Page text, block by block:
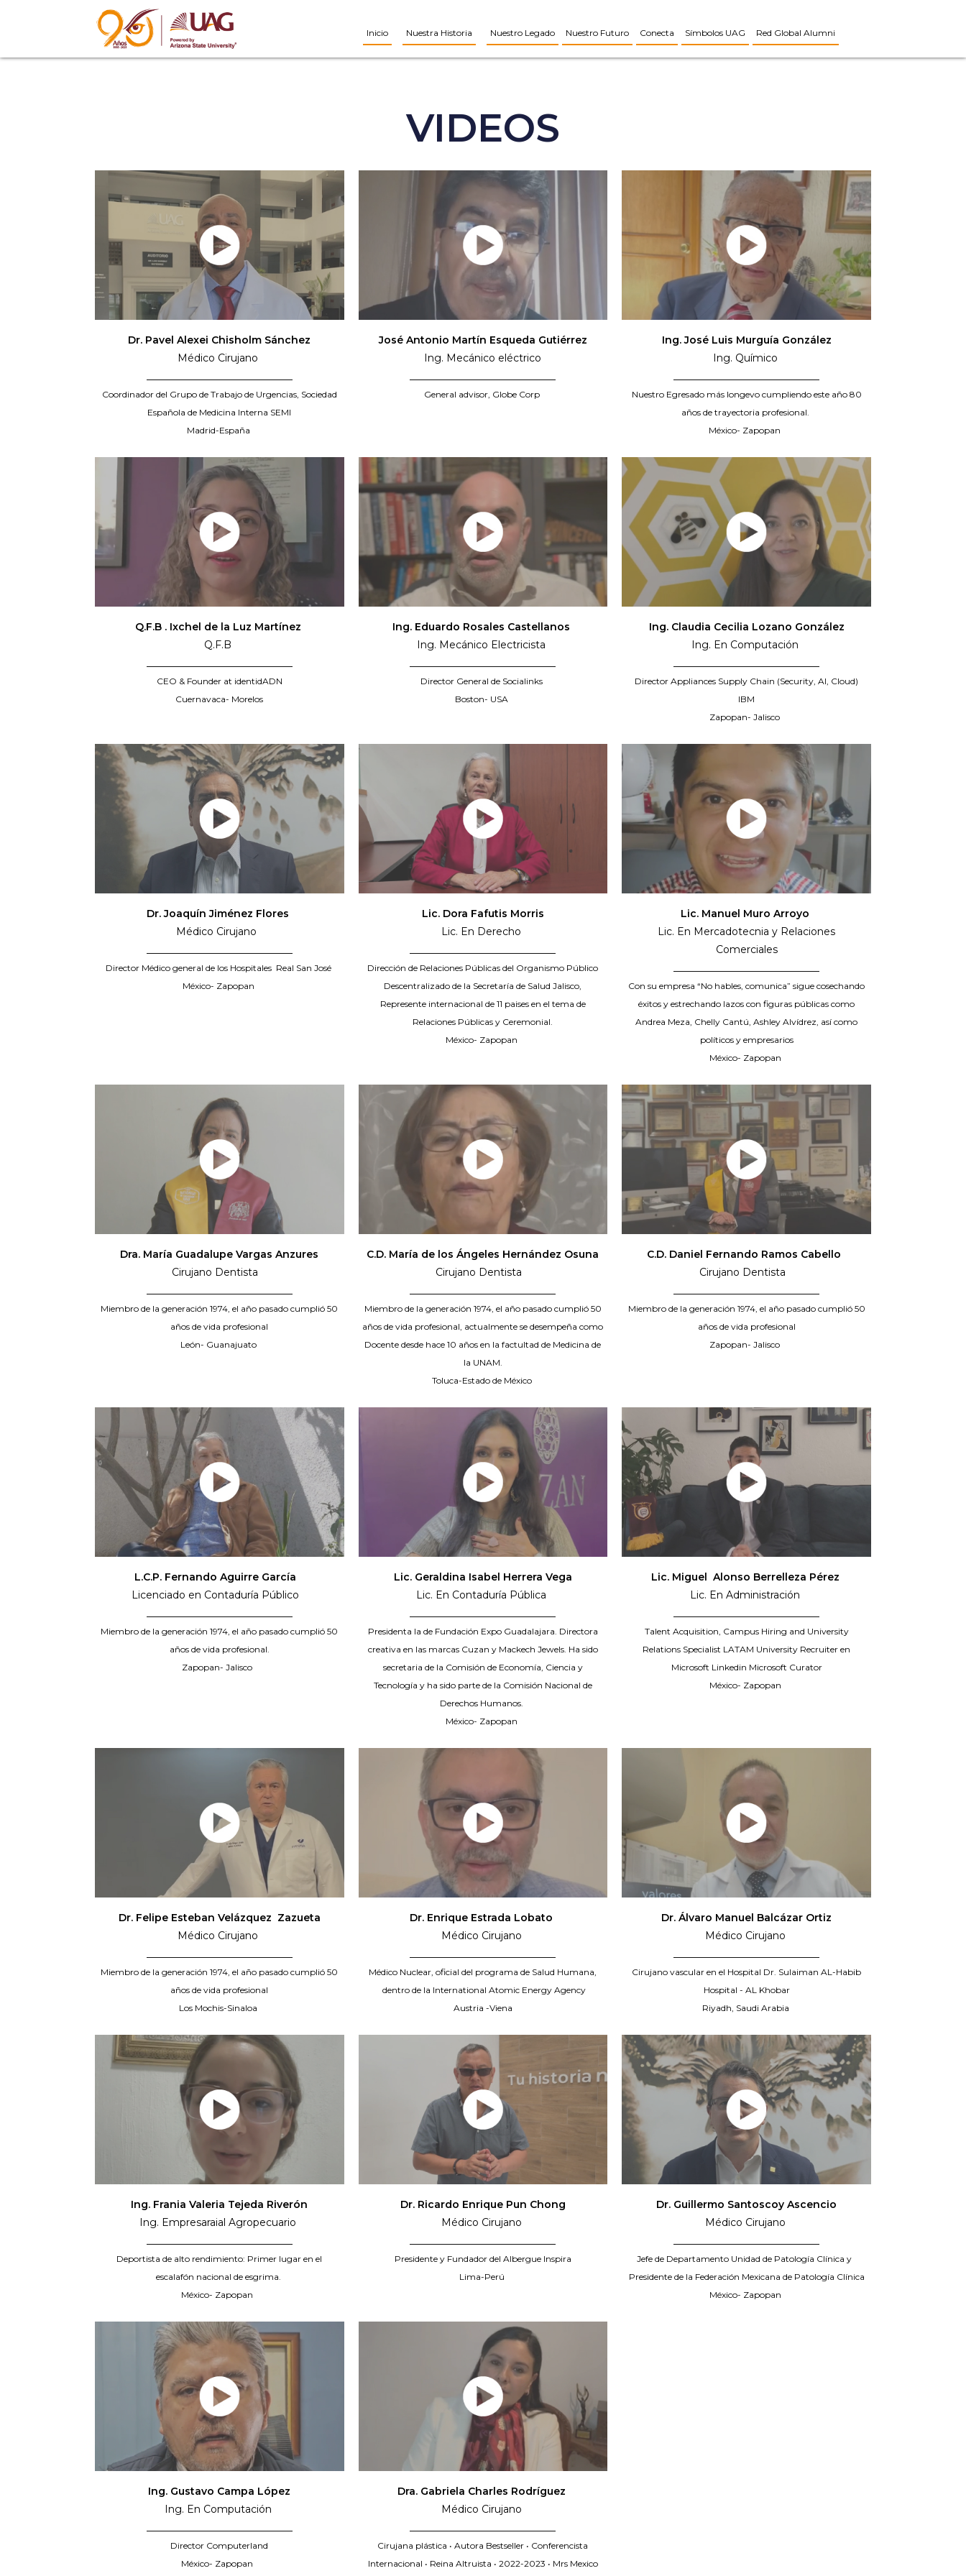
Red Global Alumni
Símbolos UAG
Conecta
Nuestro Futuro
Nuestro Legado
Nuestra Historia
Inicio
VIDEOS
Dr. Pavel Alexei Chisholm Sánchez
Médico Cirujano
Coordinador del Grupo de Trabajo de Urgencias, Sociedad
Española de Medicina Interna SEMI
Madrid-España
José Antonio Martín Esqueda Gutiérrez
Ing. Mecánico eléctrico
General advisor, Globe Corp
Ing. José Luis Murguía González
Ing. Químico
Nuestro Egresado más longevo cumpliendo este año 80
años de trayectoria profesional.
México- Zapopan
Q.F.B . Ixchel de la Luz Martínez
Q.F.B
CEO & Founder at identidADN
Cuernavaca- Morelos
Ing. Eduardo Rosales Castellanos
Ing. Mecánico Electricista
Director General de Socialinks
Boston- USA
Ing. Claudia Cecilia Lozano González
Ing. En Computación
Director Appliances Supply Chain (Security, AI, Cloud)
IBM
Zapopan- Jalisco
Dr. Joaquín Jiménez Flores
Médico Cirujano
Director Médico general de los Hospitales Real San José
México- Zapopan
Lic. Dora Fafutis Morris
Lic. En Derecho
Dirección de Relaciones Públicas del Organismo Público
Descentralizado de la Secretaría de Salud Jalisco,
Represente internacional de 11 paises en el tema de
Relaciones Públicas y Ceremonial.
México- Zapopan
Lic. Manuel Muro Arroyo
Lic. En Mercadotecnia y Relaciones
Comerciales
Con su empresa “No hables, comunica” sigue cosechando
éxitos y estrechando lazos con figuras públicas como
Andrea Meza, Chelly Cantú, Ashley Alvídrez, así como
políticos y empresarios
México- Zapopan
Dra. María Guadalupe Vargas Anzures
Cirujano Dentista
Miembro de la generación 1974, el año pasado cumplió 50
años de vida profesional
León- Guanajuato
C.D. María de los Ángeles Hernández Osuna
Cirujano Dentista
Miembro de la generación 1974, el año pasado cumplió 50
años de vida profesional, actualmente se desempeña como
Docente desde hace 10 años en la factultad de Medicina de
la UNAM.
Toluca-Estado de México
C.D. Daniel Fernando Ramos Cabello
Cirujano Dentista
Miembro de la generación 1974, el año pasado cumplió 50
años de vida profesional
Zapopan- Jalisco
L.C.P. Fernando Aguirre García
Licenciado en Contaduría Público
Miembro de la generación 1974, el año pasado cumplió 50
años de vida profesional.
Zapopan- Jalisco
Lic. Geraldina Isabel Herrera Vega
Lic. En Contaduría Pública
Presidenta la de Fundación Expo Guadalajara. Directora
creativa en las marcas Cuzan y Mackech Jewels. Ha sido
secretaria de la Comisión de Economía, Ciencia y
Tecnología y ha sido parte de la Comisión Nacional de
Derechos Humanos.
México- Zapopan
Lic. Miguel Alonso Berrelleza Pérez
Lic. En Administración
Talent Acquisition, Campus Hiring and University
Relations Specialist LATAM University Recruiter en
Microsoft Linkedin Microsoft Curator
México- Zapopan
Dr. Felipe Esteban Velázquez Zazueta
Médico Cirujano
Miembro de la generación 1974, el año pasado cumplió 50
años de vida profesional
Los Mochis-Sinaloa
Dr. Enrique Estrada Lobato
Médico Cirujano
Médico Nuclear, oficial del programa de Salud Humana,
dentro de la International Atomic Energy Agency
Austria -Viena
Dr. Álvaro Manuel Balcázar Ortiz
Médico Cirujano
Cirujano vascular en el Hospital Dr. Sulaiman AL-Habib
Hospital - AL Khobar
Riyadh, Saudi Arabia
Ing. Frania Valeria Tejeda Riverón
Ing. Empresaraial Agropecuario
Deportista de alto rendimiento: Primer lugar en el
escalafón nacional de esgrima.
México- Zapopan
Dr. Ricardo Enrique Pun Chong
Médico Cirujano
Presidente y Fundador del Albergue Inspira
Lima-Perú
Dr. Guillermo Santoscoy Ascencio
Médico Cirujano
Jefe de Departamento Unidad de Patología Clínica y
Presidente de la Federación Mexicana de Patología Clínica
México- Zapopan
Ing. Gustavo Campa López
Ing. En Computación
Director Computerland
México- Zapopan
Dra. Gabriela Charles Rodríguez
Médico Cirujano
Cirujana plástica • Autora Bestseller • Conferencista
Internacional • Reina Altruista • 2022-2023 • Mrs Mexico